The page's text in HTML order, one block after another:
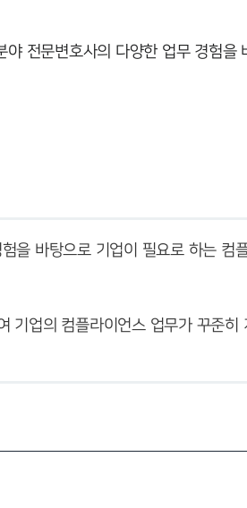
전문변호사의 다양한 업무 경험을
을 바탕으로 기업이 필요로 하는 컴
기업의 컴플라이언스 업무가 꾸준히